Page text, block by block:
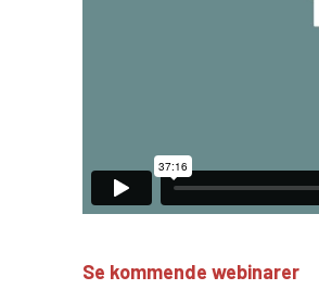
Se kommende webinarer